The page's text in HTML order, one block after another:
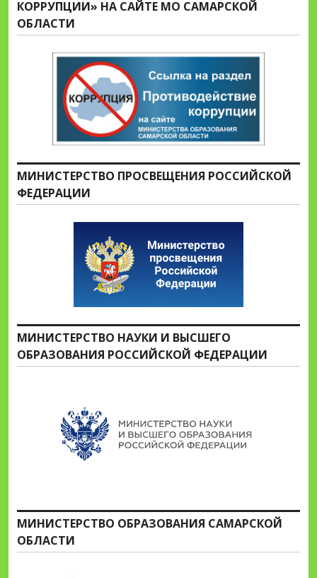
КОРРУПЦИИ» НА САЙТЕ МО САМАРСКОЙ
ОБЛАСТИ
МИНИСТЕРСТВО ПРОСВЕЩЕНИЯ РОССИЙСКОЙ
ФЕДЕРАЦИИ
МИНИСТЕРСТВО НАУКИ И ВЫСШЕГО
ОБРАЗОВАНИЯ РОССИЙСКОЙ ФЕДЕРАЦИИ
МИНИСТЕРСТВО ОБРАЗОВАНИЯ САМАРСКОЙ
ОБЛАСТИ